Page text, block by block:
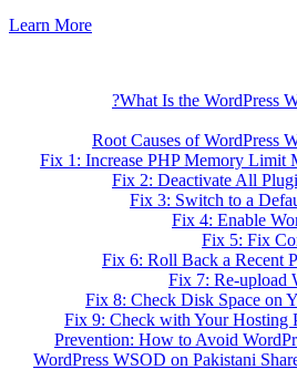
Learn More
What Is the WordPress
Root Causes of WordPress
Fix 1: Increase PHP Memory Limit
Fix 2: Deactivate All
Fix 3: Switch to a
Fix 4: Enable
Fix 5: Fix
Fix 6: Roll Back a Recent
Fix 7: Re-upload
Fix 8: Check Disk Space on
Fix 9: Check with Your Hosting
Prevention: How to Avoid
WordPress WSOD on Pakistani